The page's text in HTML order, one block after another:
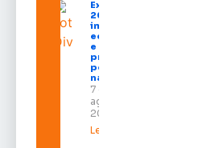
Expofeira
2026
impulsiona
economia
e aumenta
procura
por hotéis
na capital
7 de
agosto de
2026
Leia mais »